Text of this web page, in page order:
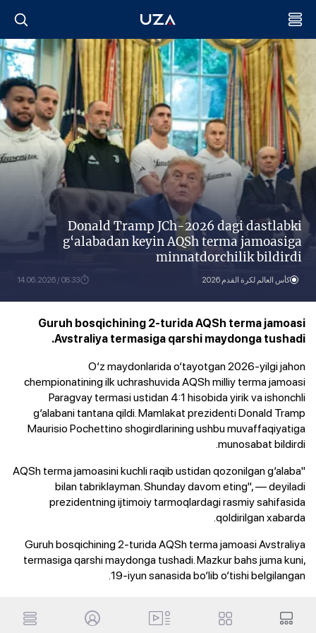
Donald Tramp JCh-2026 dagi dastlabki
g‘alabadan keyin AQSh terma jamoasiga
minnatdorchilik bildirdi
كأس العالم لكرة القدم 2026 08:33 / 14.06.2026
Guruh bosqichining 2-turida AQSh terma jamoasi
Avstraliya termasiga qarshi maydonga tushadi.
O‘z maydonlarida o‘tayotgan 2026-yilgi jahon
chempionatining ilk uchrashuvida AQSh milliy terma jamoasi
Paragvay termasi ustidan 4:1 hisobida yirik va ishonchli
g‘alabani tantana qildi. Mamlakat prezidenti Donald Tramp
Maurisio Pochettino shogirdlarining ushbu muvaffaqiyatiga
munosabat bildirdi.
"AQSh terma jamoasini kuchli raqib ustidan qozonilgan g‘alaba
bilan tabriklayman. Shunday davom eting", — deyiladi
prezidentning ijtimoiy tarmoqlardagi rasmiy sahifasida
qoldirilgan xabarda.
Guruh bosqichining 2-turida AQSh terma jamoasi Avstraliya
termasiga qarshi maydonga tushadi. Mazkur bahs juma kuni,
19-iyun sanasida bo‘lib o‘tishi belgilangan.